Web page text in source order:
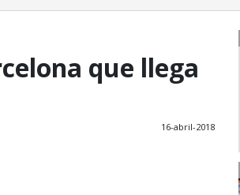
que llega
16-abril-2018